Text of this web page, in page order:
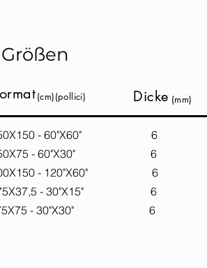
(cm)(pollici) Dicke (mm)
150X150 - 60"X60" 6
150X75 - 60"X30" 6
300X150 - 120"X60" 6
75X37,5 - 30"X15" 6
75X75 - 30"X30" 6